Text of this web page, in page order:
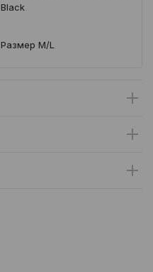
Black
Размер M/L